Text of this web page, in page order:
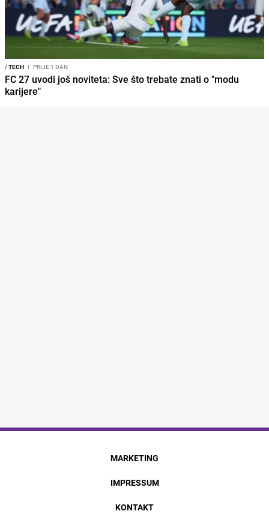
/TECH I PRIJE 1 DAN
FC 27 uvodi još noviteta: Sve što trebate znati o "modu
karijere"
MARKETING
IMPRESSUM
KONTAKT